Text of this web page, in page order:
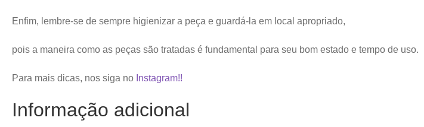
Enfim, lembre-se de sempre higienizar a peça e guardá-la em local apropriado,
pois a maneira como as peças são tratadas é fundamental para seu bom estado e tempo de uso.
Para mais dicas, nos siga no Instagram!!
Informação adicional